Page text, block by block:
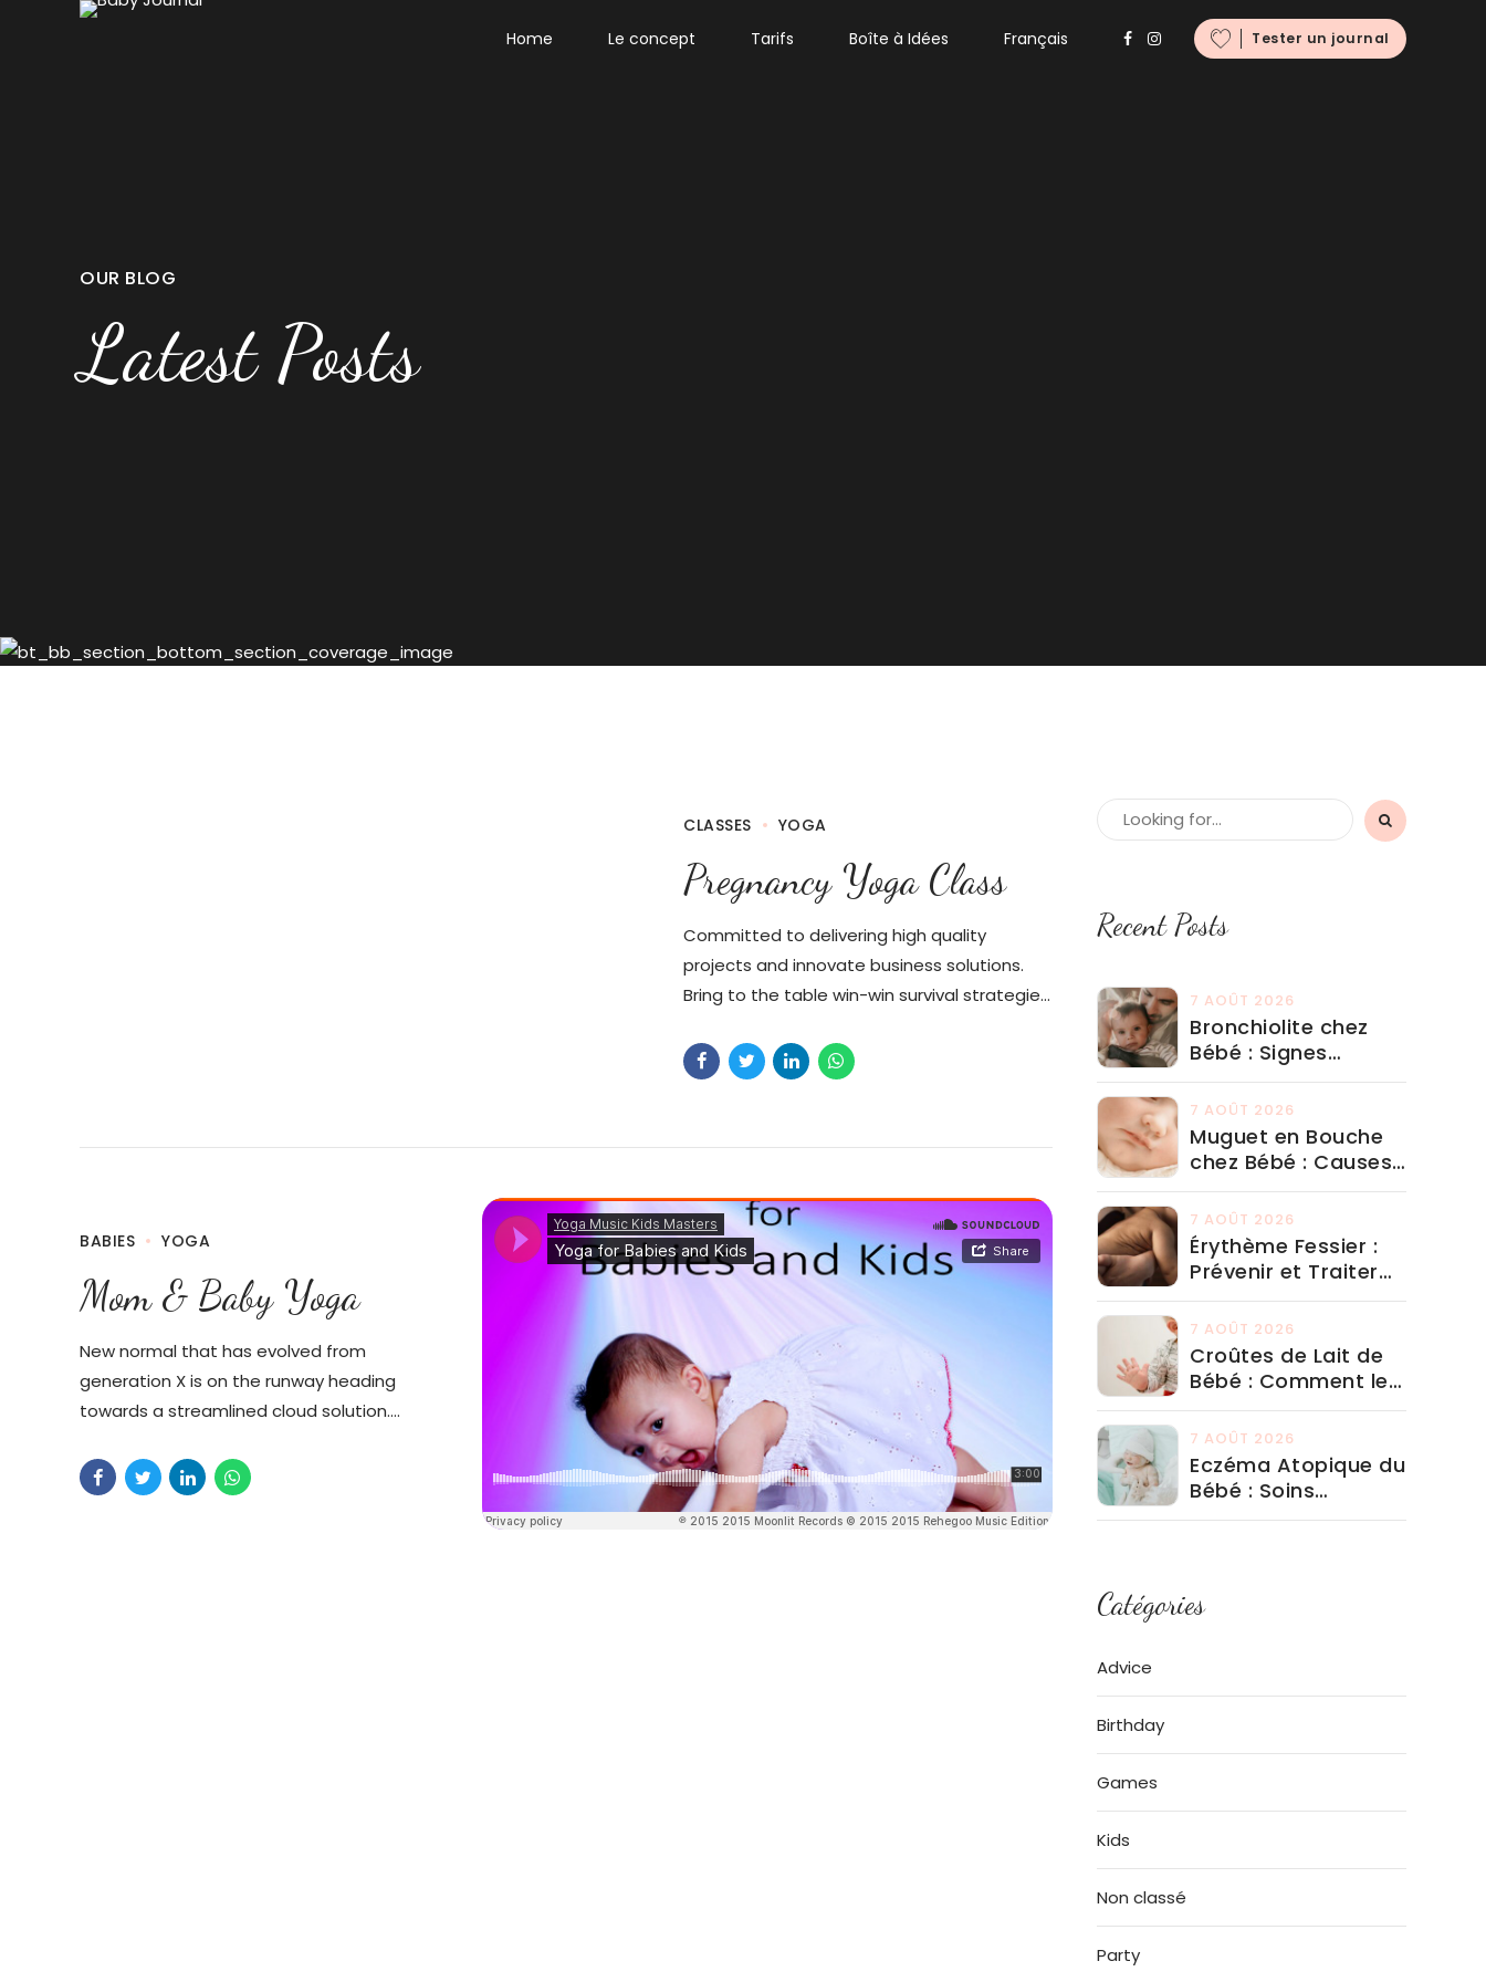
Tester un journal
Home Le concept Tarifs Boîte à Idées Français
OUR BLOG
Latest Posts
CLASSES YOGA
Pregnancy Yoga Class
Committed to delivering high quality
projects and innovate business solutions.
Bring to the table win-win survival strategies
BABIES YOGA
Mom & Baby Yoga
New normal that has evolved from
generation X is on the runway heading
towards a streamlined cloud solution.
Recent Posts
7 AOÛT 2026
Bronchiolite chez
Bébé : Signes
d'Alerte et Quand
Aller aux Urgences
7 AOÛT 2026
Muguet en Bouche
chez Bébé : Causes
et Traitement
Adapté
7 AOÛT 2026
Érythème Fessier :
Prévenir et Traiter
avec les Bons
Produits
7 AOÛT 2026
Croûtes de Lait de
Bébé : Comment les
Traiter Efficacement
7 AOÛT 2026
Eczéma Atopique du
Bébé : Soins
Quotidiens et
Catégories
Advice
Birthday
Games
Kids
Non classé
Party